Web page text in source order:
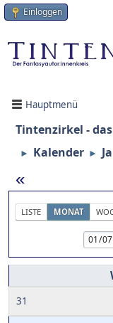
Einloggen
Hauptmenü
Tintenzirkel -
► Kalender ►
«
LISTE MONAT
31